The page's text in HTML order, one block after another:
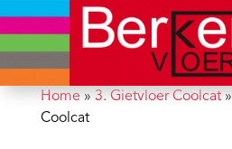
Home» 3. Gietvloer Coolcat»
Coolcat